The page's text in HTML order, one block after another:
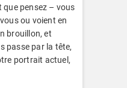
que pensez – vous
ou voient en
brouillon, et
passe par la tête,
portrait actuel,